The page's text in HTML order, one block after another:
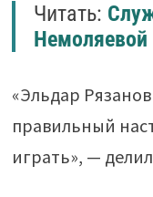
Читать:
Немоляевой
«Эльдар
правильный
играть», —